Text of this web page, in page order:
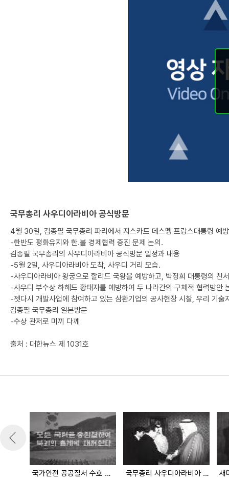
국무총리 사우디아라비아 공식방문
4월 30일, 김종필 국무총리 파리에서 지스카트 데스뗑 프랑스대통령 예방
-한반도 평화유지와 한.불 경제협력 증진 문제 논의.
김종필 국무총리의 사우디아라비아 공식방문 일정과 내용
-5월 2일, 사우디아라비아 도착, 사우디 거리 모습.
-사우디아라비아 왕궁으로 할리드 국왕을 예방하고, 박정희 대통령의
-사우디 부수상 하헤드 황태자를 예방하여 두 나라간의 구체적 협력방안
-젯다시 개발사업에 참여하고 있는 삼환기업의 공사현장 시찰, 우리 기
김종필 국무총리 일본방문
-수상 관저로 미끼 다께
출처 : 대한뉴스 제 1031호
국가안전 공공질서 수호 긴급조치 9호 선포 국무총리 사우디아라비아 공식방문 새